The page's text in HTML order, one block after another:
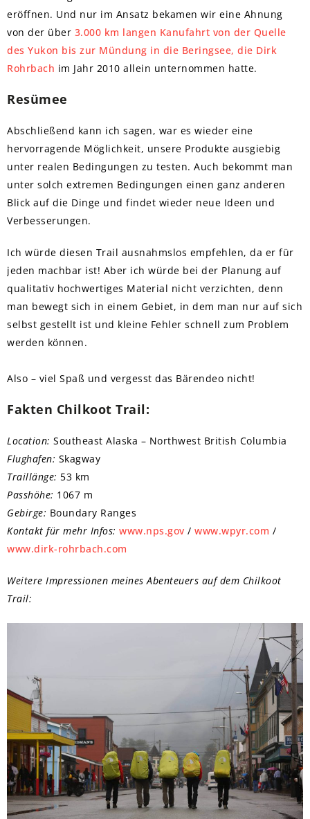
eröffnen. Und nur im Ansatz bekamen wir eine Ahnung
von der über 3.000 km langen Kanufahrt von der Quelle
des Yukon bis zur Mündung in die Beringsee, die Dirk
Rohrbach im Jahr 2010 allein unternommen hatte.
Resümee
Abschließend kann ich sagen, war es wieder eine
hervorragende Möglichkeit, unsere Produkte ausgiebig
unter realen Bedingungen zu testen. Auch bekommt man
unter solch extremen Bedingungen einen ganz anderen
Blick auf die Dinge und findet wieder neue Ideen und
Verbesserungen.
Ich würde diesen Trail ausnahmslos empfehlen, da er für
jeden machbar ist! Aber ich würde bei der Planung auf
qualitativ hochwertiges Material nicht verzichten, denn
man bewegt sich in einem Gebiet, in dem man nur auf sich
selbst gestellt ist und kleine Fehler schnell zum Problem
werden können.
Also – viel Spaß und vergesst das Bärendeo nicht!
Fakten Chilkoot Trail:
Location: Southeast Alaska – Northwest British Columbia
Flughafen: Skagway
Traillänge: 53 km
Passhöhe: 1067 m
Gebirge: Boundary Ranges
Kontakt für mehr Infos: www.nps.gov / www.wpyr.com /
www.dirk-rohrbach.com
Weitere Impressionen meines Abenteuers auf dem Chilkoot
Trail: